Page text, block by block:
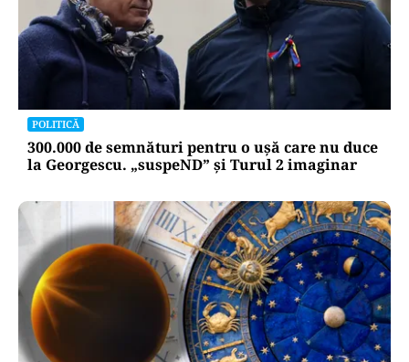
POLITICĂ
300.000 de semnături pentru o ușă care nu duce
la Georgescu. „suspeND” și Turul 2 imaginar